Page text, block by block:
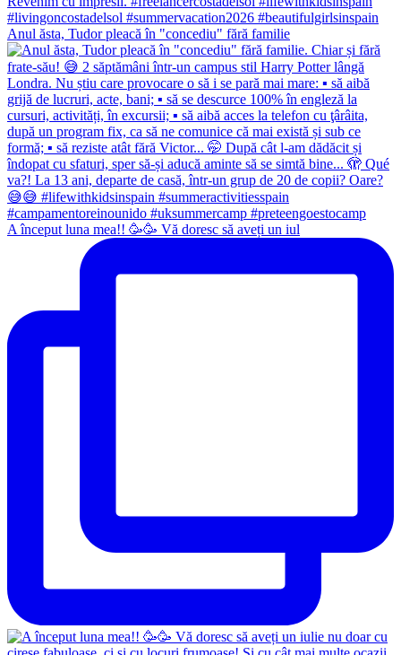
Anul ăsta, Tudor pleacă în "concediu" fără familie
A început luna mea!! 🥳🥳 Vă doresc să aveți un iul